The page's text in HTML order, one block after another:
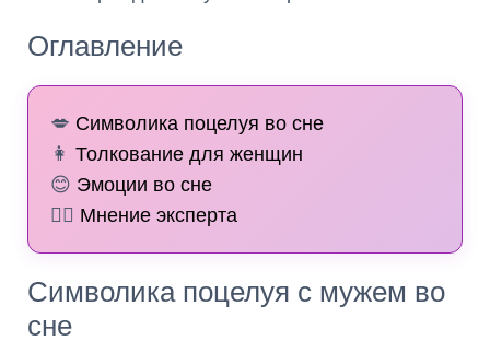
Оглавление
💋 Символика поцелуя во сне
👩 Толкование для женщин
😊 Эмоции во сне
🧙‍♀️ Мнение эксперта
Символика поцелуя с мужем во
сне